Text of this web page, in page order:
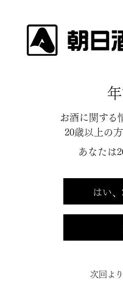
『ノムネ』『
ご案内
平素は、格別のご高配を
2026年2月末の出荷分を
お酒に関する
20歳以上の
あなたは
はい
次回よ